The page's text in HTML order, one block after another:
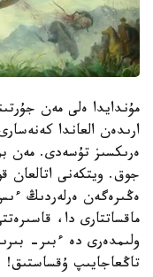
مۇندايدا ەلى مەن
ارىدەن العاندا
ەرىكسىز تۇسەدى. مەن
جوق. ويتكەنى اتالعان
ەڭىرەگەن ەرلەردىڭ
ماقساتتارى دا،
ولىمدەرى دە ءبىر-
تاڭعاجايىپ ۇقساستىق!